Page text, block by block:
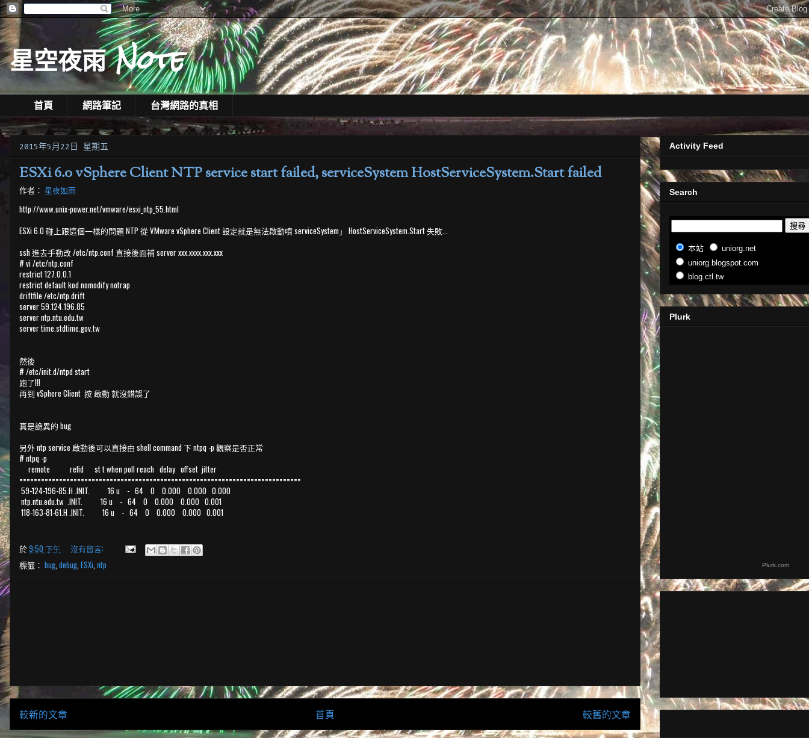
星空夜雨 Note
首頁 網路筆記 台灣網路的真相
2015年5月22日 星期五
ESXi 6.0 vSphere Client NTP service start failed, serviceSystem HostServiceSystem.Start failed
作者： 星夜如雨
http://www.unix-power.net/vmware/esxi_ntp_55.html
ESXi 6.0 碰上跟這個一樣的問題 NTP 從 VMware vSphere Client 設定就是無法啟動噴 serviceSystem」 HostServiceSystem.Start 失敗...
ssh 進去手動改 /etc/ntp.conf 直接後面補 server xxx.xxxx.xxx.xxx
# vi /etc/ntp.conf
restrict 127.0.0.1
restrict default kod nomodify notrap
driftfile /etc/ntp.drift
server 59.124.196.85
server ntp.ntu.edu.tw
server time.stdtime.gov.tw
然後
# /etc/init.d/ntpd start
跑了!!!
再到 vSphere Client 按 啟動 就沒錯誤了
真是詭異的 bug
另外 ntp service 啟動後可以直接由 shell command 下 ntpq -p 觀察是否正常
# ntpq -p
remote refid st t when poll reach delay offset jitter
==============================================================================
59-124-196-85.H .INIT. 16 u - 64 0 0.000 0.000 0.000
ntp.ntu.edu.tw .INIT. 16 u - 64 0 0.000 0.000 0.001
118-163-81-61.H .INIT. 16 u - 64 0 0.000 0.000 0.001
於9:50 下午
沒有留言:
標籤： bug,debug,ESXi,ntp
較新的文章 較舊的文章
首頁
Activity Feed
Search
本站
uniorg.net
uniorg.blogspot.com
blog.ctl.tw
Plurk
Plurk.com